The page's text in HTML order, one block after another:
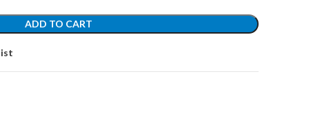
ADD TO CART